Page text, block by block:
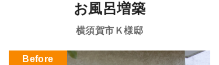
お風呂増築
横須賀市 Ｋ様邸
Before